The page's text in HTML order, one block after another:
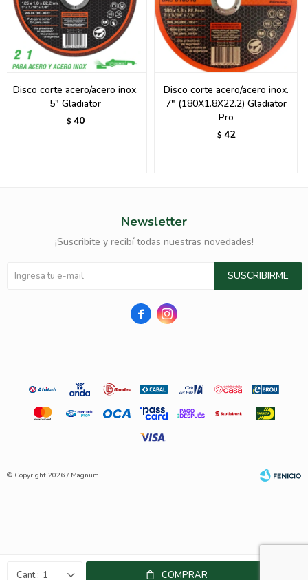
1 COMPRAR
Disco corte acero/acero inox.
5" Gladiator
$ 40
Disco corte acero/acero inox.
7" (180X1.8X22.2) Gladiator
Pro
$ 42
Newsletter
¡Suscribite y recibí todas nuestras novedades!
SUSCRIBIRME
 
© Copyright 2026 / Magnum